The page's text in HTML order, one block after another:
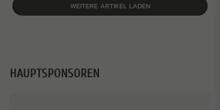
WEITERE ARTIKEL LADEN
HAUPTSPONSOREN